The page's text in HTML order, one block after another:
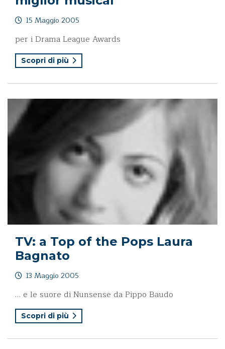
15 Maggio 2005
per i Drama League Awards
Scopri di più
TV: a Top of the Pops Laura
Bagnato
13 Maggio 2005
… e le suore di Nunsense da Pippo Baudo
Scopri di più